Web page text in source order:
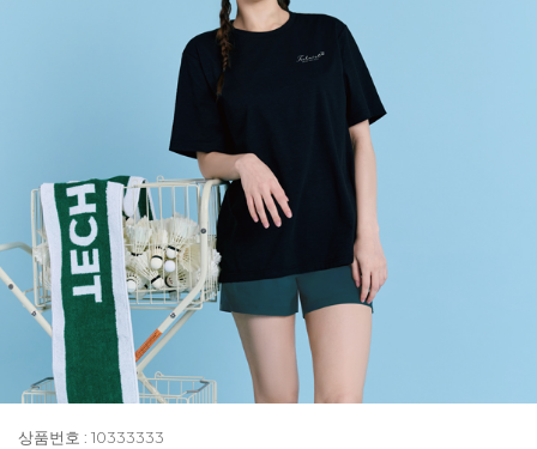
상품번호 : 10333333